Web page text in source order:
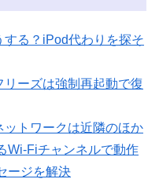
る？iPod代わりを探そ
ーズは強制再起動で復
トワークは近隣のほか
Wi-Fiチャンネルで動作
ージを解決